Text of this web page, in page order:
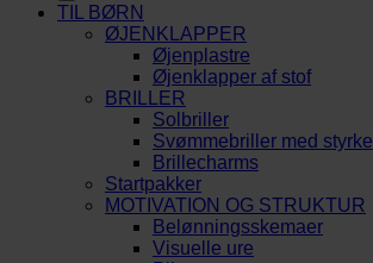
TIL BØRN
ØJENKLAPPER
Øjenplastre
Øjenklapper af stof
BRILLER
Solbriller
Svømmebriller med styrke
Brillecharms
Startpakker
MOTIVATION OG STRUKTUR
Belønningsskemaer
Visuelle ure